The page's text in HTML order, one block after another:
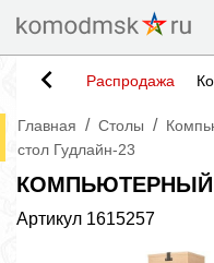
Распродажа
Главная / Столы /
стол Гудлайн-23
КОМПЬЮТЕРНЫЙ
Артикул 1615257